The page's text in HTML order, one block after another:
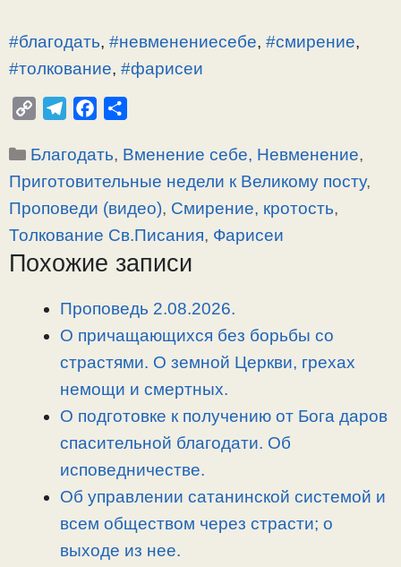
#благодать, #невменениесебе, #смирение,
#толкование, #фарисеи
p
y
k
l
e
m
c
e
k
п
р
т
Рубрики
Благодать, Вменение себе, Невменение,
Приготовительные недели к Великому посту,
Проповеди (видео), Смирение, кротость,
Толкование Св.Писания, Фарисеи
Похожие записи
Проповедь 2.08.2026.
О причащающихся без борьбы со
страстями. О земной Церкви, грехах
немощи и смертных.
О подготовке к получению от Бога даров
спасительной благодати. Об
исповедничестве.
Об управлении сатанинской системой и
всем обществом через страсти; о
выходе из нее.